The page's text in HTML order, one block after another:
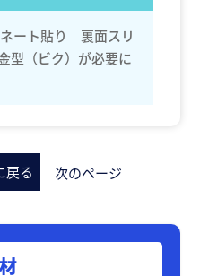
ート貼り 裏面スリ
（ビク）が必要に
戻る 次のページ